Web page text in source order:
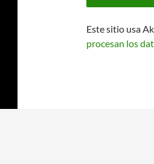
Este sitio usa
procesan los